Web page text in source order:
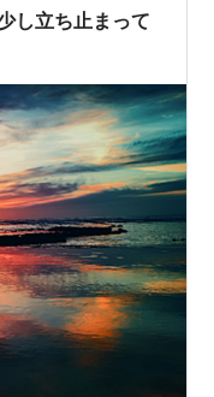
し立ち止まって